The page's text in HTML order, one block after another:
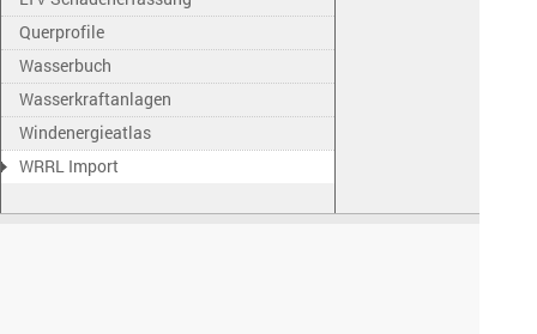
Querprofile
Wasserbuch
Wasserkraftanlagen
Windenergieatlas
WRRL Import